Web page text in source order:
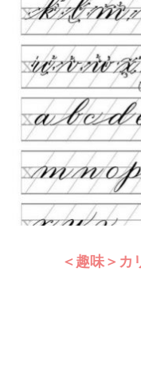
＜趣味＞カ